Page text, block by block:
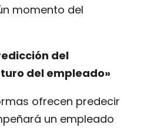
momento del
del
del empleado»
ofrecen predecir
un empleado